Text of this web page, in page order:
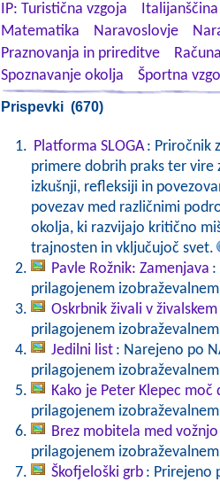
IP: Turistična vzgoja
Italijanščina
Matematika
Naravoslovje
Praznovanja in prireditve
Spoznavanje okolja
Športna
Prispevki (670)
Platforma SLOGA : Priročnik
primere dobrih praks ter vire
izkušnji, refleksiji in
povezav med različnimi
okolja, ki razvijajo kritično
trajnosten in vključujoč svet.
Pavle Rožnik: Zamenjava :
prilagojenem
Oskrbnik živali v
prilagojenem
Jedilni list : Narejeno po
prilagojenem
Kako je Peter Klepec moč
prilagojenem
Brez mobitela med vožnjo
prilagojenem
Škofjeloški grb : Prirejeno